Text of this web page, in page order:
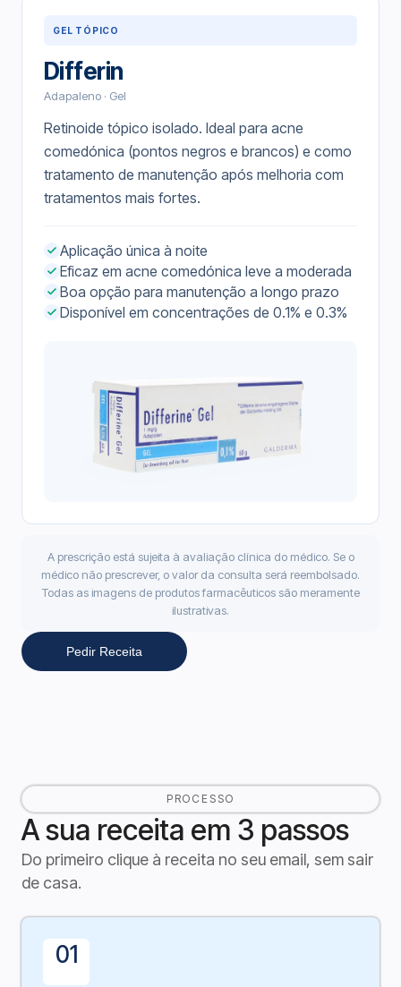
GEL TÓPICO
Differin
Adapaleno · Gel
Retinoide tópico isolado. Ideal para acne
comedónica (pontos negros e brancos) e como
tratamento de manutenção após melhoria com
tratamentos mais fortes.
Aplicação única à noite
Eficaz em acne comedónica leve a moderada
Boa opção para manutenção a longo prazo
Disponível em concentrações de 0.1% e 0.3%
A prescrição está sujeita à avaliação clínica do médico. Se o
médico não prescrever, o valor da consulta será reembolsado.
Todas as imagens de produtos farmacêuticos são meramente
ilustrativas.
Pedir Receita
PROCESSO
A sua receita em 3 passos
Do primeiro clique à receita no seu email, sem sair
de casa.
01